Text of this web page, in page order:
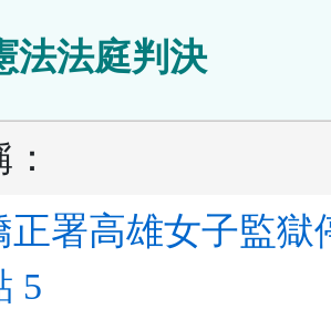
法法庭判決
正署高雄女子監獄
5